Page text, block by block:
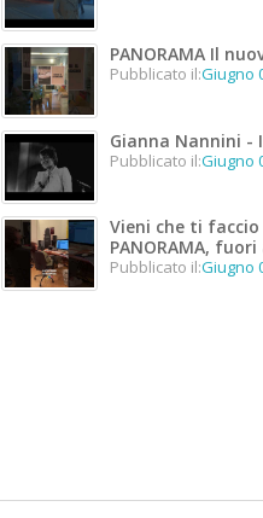
PANORAMA Il
Pubblicato il:Giugno
Gianna Nannini -
Pubblicato il:Giugno
Vieni che ti
PANORAMA,
Pubblicato il:Giugno